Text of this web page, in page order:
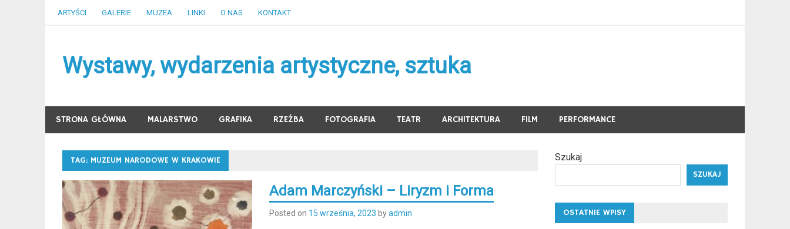
ARTYŚCI GALERIE MUZEA LINKI O NAS KONTAKT
Wystawy, wydarzenia artystyczne, sztuka
STRONA GŁÓWNA MALARSTWO GRAFIKA RZEŹBA FOTOGRAFIA TEATR ARCHITEKTURA FILM PERFORMANCE
TAG: MUZEUM NARODOWE W KRAKOWIE
Adam Marczyński – Liryzm i Forma
Posted on 15 września, 2023 byadmin
Szukaj
SZUKAJ
OSTATNIE WPISY